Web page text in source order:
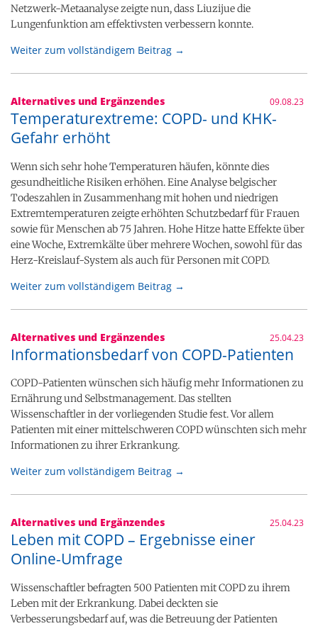
Netzwerk-Metaanalyse zeigte nun, dass Liuzijue die
Lungenfunktion am effektivsten verbessern konnte.
Weiter zum vollständigem Beitrag →
Alternatives und Ergänzendes 09.08.23
Temperaturextreme: COPD- und KHK-
Gefahr erhöht
Wenn sich sehr hohe Temperaturen häufen, könnte dies
gesundheitliche Risiken erhöhen. Eine Analyse belgischer
Todeszahlen in Zusammenhang mit hohen und niedrigen
Extremtemperaturen zeigte erhöhten Schutzbedarf für Frauen
sowie für Menschen ab 75 Jahren. Hohe Hitze hatte Effekte über
eine Woche, Extremkälte über mehrere Wochen, sowohl für das
Herz-Kreislauf-System als auch für Personen mit COPD.
Weiter zum vollständigem Beitrag →
Alternatives und Ergänzendes 25.04.23
Informationsbedarf von COPD-Patienten
COPD-Patienten wünschen sich häufig mehr Informationen zu
Ernährung und Selbstmanagement. Das stellten
Wissenschaftler in der vorliegenden Studie fest. Vor allem
Patienten mit einer mittelschweren COPD wünschten sich mehr
Informationen zu ihrer Erkrankung.
Weiter zum vollständigem Beitrag →
Alternatives und Ergänzendes 25.04.23
Leben mit COPD – Ergebnisse einer
Online-Umfrage
Wissenschaftler befragten 500 Patienten mit COPD zu ihrem
Leben mit der Erkrankung. Dabei deckten sie
Verbesserungsbedarf auf, was die Betreuung der Patienten